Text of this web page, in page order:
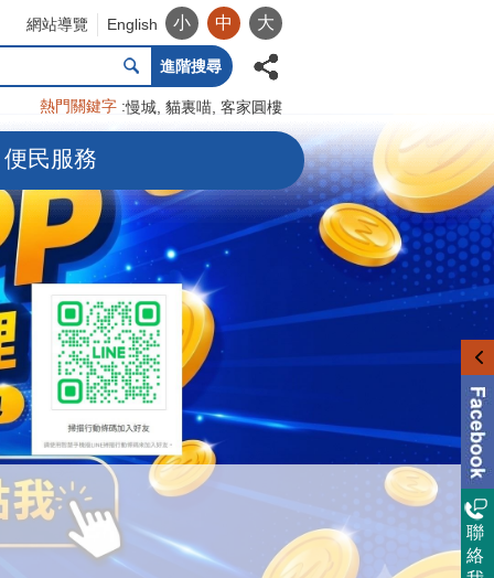
網站導覽 English 小 中 大
進階搜尋
熱門關鍵字 慢城 貓裏喵 客家圓樓
便民服務
聯
絡